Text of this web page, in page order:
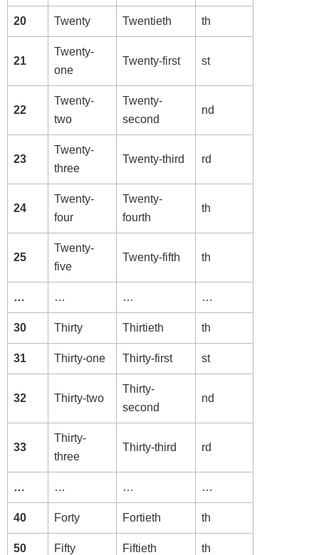
20 Twenty Twentieth th
21
Twenty-
one
Twenty-first st
22
Twenty-
two
Twenty-
second
nd
23
Twenty-
three
Twenty-third rd
24
Twenty-
four
Twenty-
fourth
th
25
Twenty-
five
Twenty-fifth th
… … … …
30 Thirty Thirtieth th
31 Thirty-one Thirty-first st
32 Thirty-two
Thirty-
second
nd
33
Thirty-
three
Thirty-third rd
… … … …
40 Forty Fortieth th
50 Fifty Fiftieth th